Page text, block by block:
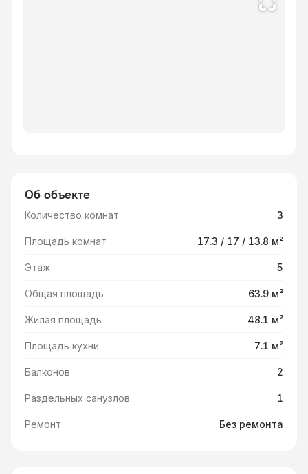
Об объекте
Количество комнат 3
Площадь комнат 17.3 / 17 / 13.8 м²
Этаж 5
Общая площадь 63.9 м²
Жилая площадь 48.1 м²
Площадь кухни 7.1 м²
Балконов 2
Раздельных санузлов 1
Ремонт Без ремонта